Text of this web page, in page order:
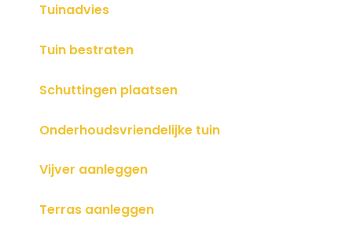
Tuinadvies
Tuin bestraten
Schuttingen plaatsen
Onderhoudsvriendelijke tuin
Vijver aanleggen
Terras aanleggen